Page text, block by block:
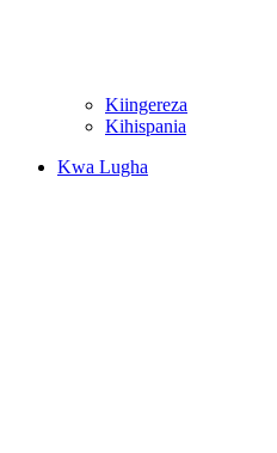
Kiingereza
Kihispania
Kwa Lugha